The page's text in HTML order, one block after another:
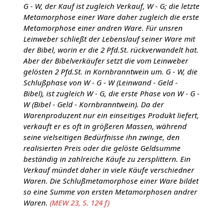
G - W, der Kauf ist zugleich Verkauf, W - G; die letzte
Metamorphose einer Ware daher zugleich die erste
Metamorphose einer andren Ware. Für unsren
Leinweber schließt der Lebenslauf seiner Ware mit
der Bibel, worin er die 2 Pfd.St. rückverwandelt hat.
Aber der Bibelverkäufer setzt die vom Leinweber
gelösten 2 Pfd.St. in Kornbranntwein um. G - W, die
Schlußphase von W - G - W (Leinwand - Geld -
Bibel), ist zugleich W - G, die erste Phase von W - G -
W (Bibel - Geld - Kornbranntwein). Da der
Warenproduzent nur ein einseitiges Produkt liefert,
verkauft er es oft in größeren Massen, während
seine vielseitigen Bedürfnisse ihn zwinge, den
realisierten Preis oder die gelöste Geldsumme
beständig in zahlreiche Käufe zu zersplittern. Ein
Verkauf mündet daher in viele Käufe verschiedner
Waren. Die Schlußmetamorphose einer Ware bildet
so eine Summe von ersten Metamorphosen andrer
Waren. (MEW 23, S. 124 f)